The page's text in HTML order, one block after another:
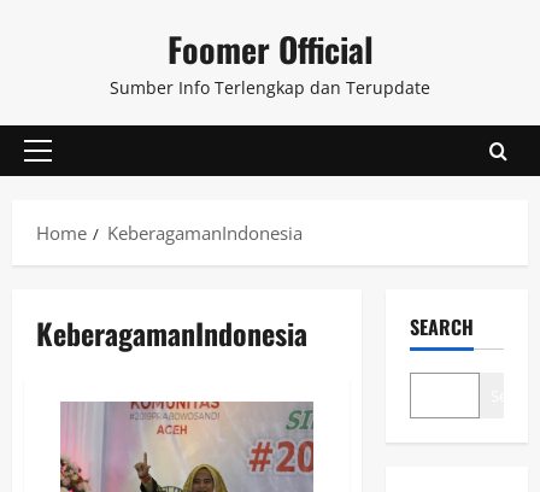
Foomer Official
Sumber Info Terlengkap dan Terupdate
Primary
Home
KeberagamanIndonesia
KeberagamanIndonesia SEARCH